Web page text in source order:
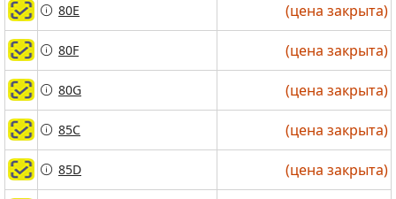
(цена закрыта)
(цена закрыта)
(цена закрыта)
(цена закрыта)
(цена закрыта)
80E (цена закрыта)
80F (цена закрыта)
80G (цена закрыта)
85C (цена закрыта)
85D (цена закрыта)